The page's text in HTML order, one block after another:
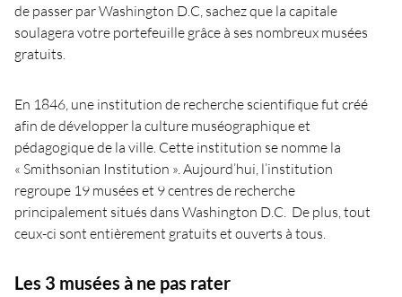
de passer par Washington D.C, sachez que la capitale
soulagera votre portefeuille grâce à ses nombreux musées
gratuits.
En 1846, une institution de recherche scientifique fut créé
afin de développer la culture muséographique et
pédagogique de la ville. Cette institution se nomme la
« Smithsonian Institution ». Aujourd’hui, l’institution
regroupe 19 musées et 9 centres de recherche
principalement situés dans Washington D.C. De plus, tout
ceux-ci sont entièrement gratuits et ouverts à tous.
Les 3 musées à ne pas rater